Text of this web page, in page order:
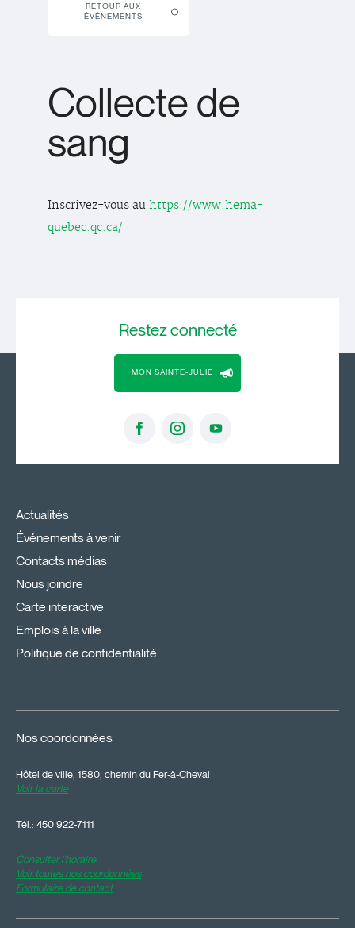
RETOUR AUX
ÉVÉNEMENTS
Collecte de
sang
Inscrivez-vous au https://www.hema-
quebec.qc.ca/
Restezconnecté
MON SAINTE-JULIE
Actualités
Événements à venir
Contacts médias
Nous joindre
Carte interactive
Emplois à la ville
Politique de confidentialité
Nos coordonnées
Hôtel de ville, 1580, chemin du Fer-à-Cheval
Voir la carte
Tél.: 450 922-7111
Consulter l'horaire
Voir toutes nos coordonnées
Formulaire de contact